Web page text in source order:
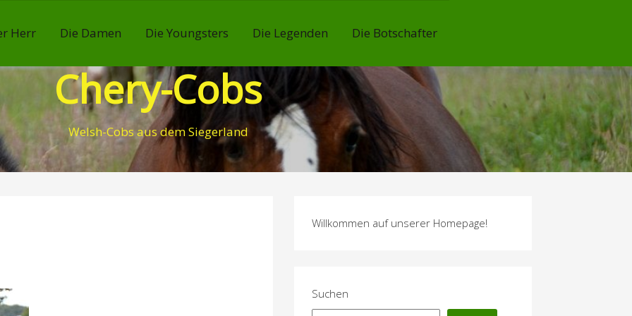
Herr Die Damen Die Youngsters Die Legenden Die Botschafter
Chery-Cobs
Welsh-Cobs aus dem Siegerland
Willkommen auf unserer Homepage!
Suchen